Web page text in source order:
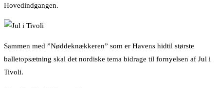
Hovedindgangen.
Sammen med ”Nøddeknækkeren” som er Havens hidtil største
balletopsætning skal det nordiske tema bidrage til fornyelsen af Jul i
Tivoli.